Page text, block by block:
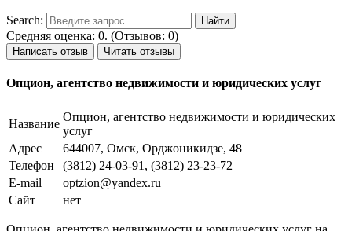
Search:
Средняя оценка: 0. (Отзывов: 0)
Написать отзыв Читать отзывы
Опцион, агентство недвижимости и юридических услуг
Название
Опцион, агентство недвижимости и юридических
услуг
Адрес
644007, Омск, Орджоникидзе, 48
Телефон
(3812) 24-03-91, (3812) 23-23-72
E-mail
optzion@yandex.ru
Сайт
нет